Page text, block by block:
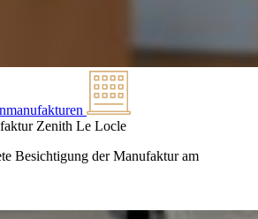
Zenith Le Locle
Besichtigung der Manufaktur am